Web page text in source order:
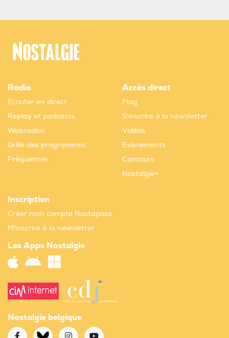
Radio
Ecouter en direct
Replay et podcasts
Webradios
Grille des programmes
Fréquences
Accès direct
Mag
S'inscrire à la newsletter
Vidéos
Evènements
Concours
Nostalgie+
Inscription
Créer mon compte Nostapass
M'inscrire à la newsletter
Les Apps Nostalgie
Nostalgie belgique